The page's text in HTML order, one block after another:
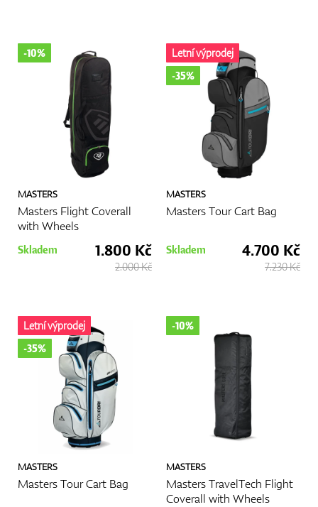
MASTERS
Masters Flight Coverall
with Wheels
-10%
Skladem 1.800 Kč
2.000 Kč
MASTERS
Masters Tour Cart Bag
Letní výprodej
-35%
Skladem 4.700 Kč
7.230 Kč
MASTERS
Masters Tour Cart Bag
Letní výprodej
-35%
MASTERS
Masters TravelTech Flight
Coverall with Wheels
-10%